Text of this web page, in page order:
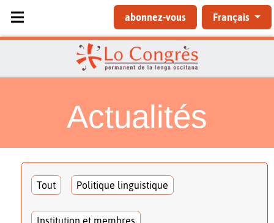
Sélectionnez votre langue
abonnez-vous Français
Actualités
Tout Politique linguistique
Institution et membres